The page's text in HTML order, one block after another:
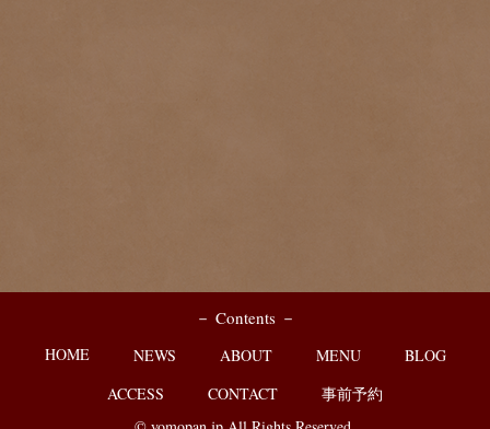
－ Contents －
HOME NEWS ABOUT MENU
BLOG
ACCESS
CONTACT
事前予約